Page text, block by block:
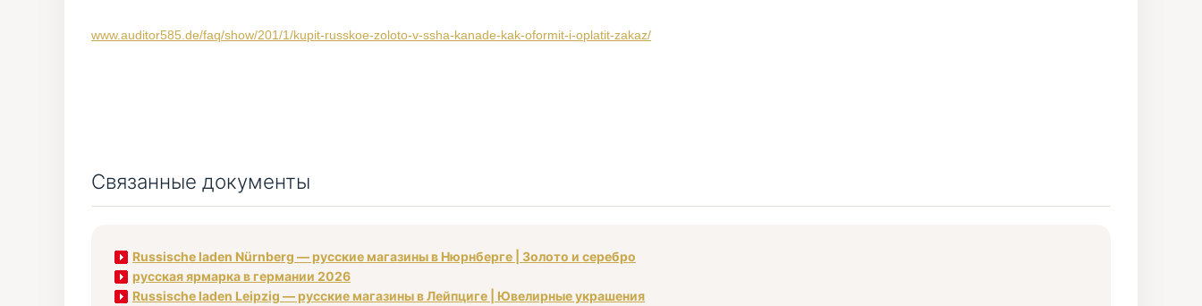
www.auditor585.de/faq/show/201/1/kupit-russkoe-zoloto-v-ssha-kanade-kak-oformit-i-oplatit-zakaz/
Связанные документы
Russische laden Nürnberg — русские магазины в Нюрнберге | Золото и серебро
русская ярмарка в германии 2026
Russische laden Leipzig — русские магазины в Лейпциге | Ювелирные украшения